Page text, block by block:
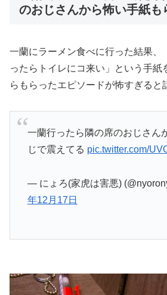
のおじさんから怖い手紙も
一蘭にラーメン食べに行った結果、
ったらトイレにコ来い」という手紙
らもらったエピソードが怖すぎると
一蘭行ったら隣の席のおじさん
じで震えてる pic.twitter.com/
— にょろ(家虎は害悪)
年12月17日